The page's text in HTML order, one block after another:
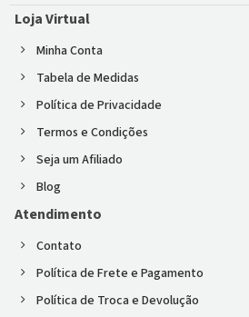
Loja Virtual
Minha Conta
Tabela de Medidas
Política de Privacidade
Termos e Condições
Seja um Afiliado
Blog
Atendimento
Contato
Política de Frete e Pagamento
Política de Troca e Devolução